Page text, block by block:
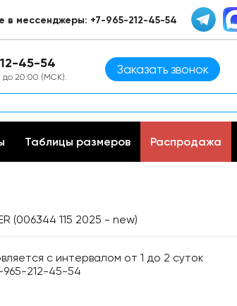
в мессенджеры: +7-965-212-45-54
45-54
до 20:00 (МСК).
Заказать звонок
Таблицы размеров Распродажа
(006344 115 2025 - new)
с интервалом от 1 до 2 суток
212-45-54